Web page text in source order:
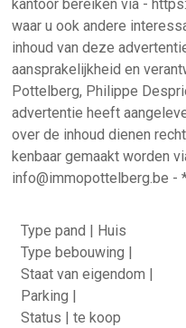
kantoor bereiken via -
waar u ook andere
inhoud van deze
aansprakelijkheid en
Pottelberg, Philippe
advertentie heeft
over de inhoud dienen
kenbaar gemaakt worden
info@immopottelberg.be
Type pand | Huis
Type bebouwing |
Staat van eigendom |
Parking |
Status | te koop